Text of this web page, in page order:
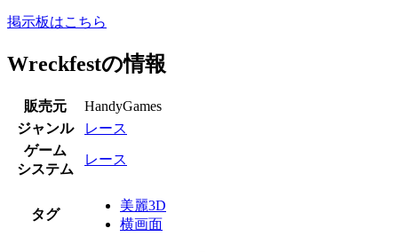
掲示板はこちら
Wreckfestの情報
販売元
HandyGames
ジャンル
レース
ゲーム
システム
レース
タグ
美麗3D
横画面